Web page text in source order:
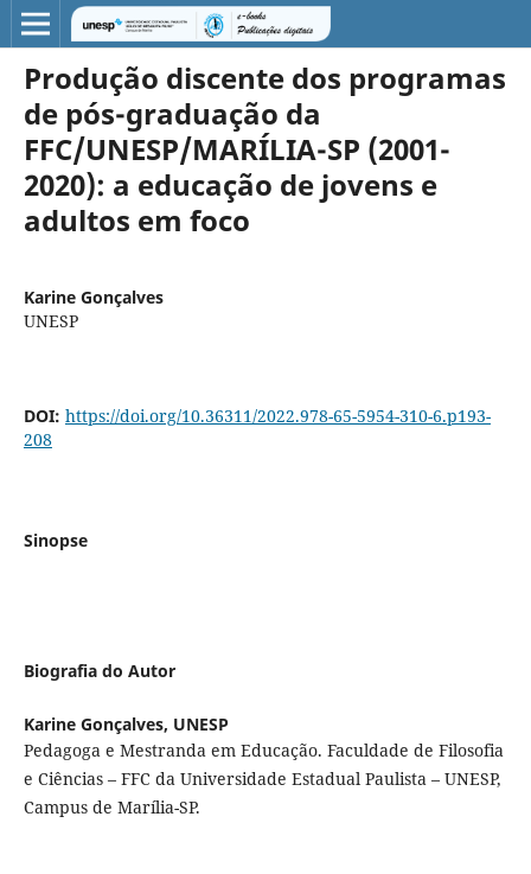
Produção discente dos programas
de pós-graduação da
FFC/UNESP/MARÍLIA-SP (2001-
2020): a educação de jovens e
adultos em foco
Karine Gonçalves
UNESP
DOI: https://doi.org/10.36311/2022.978-65-5954-310-6.p193-
208
Sinopse
Biografia do Autor
Karine Gonçalves, UNESP
Pedagoga e Mestranda em Educação. Faculdade de Filosofia
e Ciências – FFC da Universidade Estadual Paulista – UNESP,
Campus de Marília-SP.